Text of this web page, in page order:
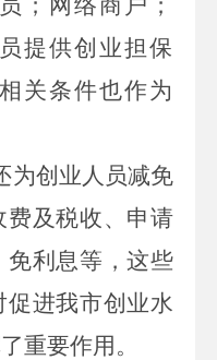
；网络商户；
提供创业担保
关条件也作为
为创业人员减免
及税收、申请
免利息等，这些
进我市创业水
重要作用。